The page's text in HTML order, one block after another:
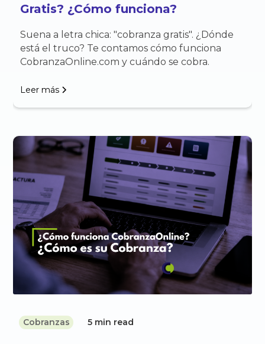
Gratis? ¿Cómo funciona?
Suena a letra chica: "cobranza gratis". ¿Dónde
está el truco? Te contamos cómo funciona
CobranzaOnline.com y cuándo se cobra.
Leer más
Cobranzas 5 min read